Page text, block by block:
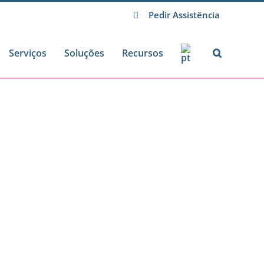
Pedir Assistência
Serviços Soluções Recursos